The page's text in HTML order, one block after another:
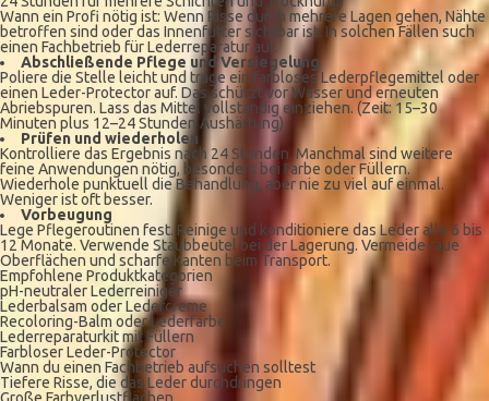
Wann ein Profi nötig ist: Wenn Risse durch mehrere Lagen gehen, Nähte
betroffen sind oder das Innenfutter sichtbar ist. In solchen Fällen such
einen Fachbetrieb für Lederreparatur auf.
Abschließende Pflege und Versiegelung
Poliere die Stelle leicht und trage ein farbloses Lederpflegemittel oder
einen Leder-Protector auf. Das schützt vor Wasser und erneuten
Abriebspuren. Lass das Mittel vollständig einziehen. (Zeit: 15–30
Minuten plus 12–24 Stunden Aushärtung)
Prüfen und wiederholen
Kontrolliere das Ergebnis nach 24 Stunden. Manchmal sind weitere
feine Anwendungen nötig, besonders bei Farbe oder Füllern.
Wiederhole punktuell die Behandlung, aber nie zu viel auf einmal.
Weniger ist oft besser.
Vorbeugung
Lege Pflegeroutinen fest. Reinige und konditioniere das Leder alle 6 bis
12 Monate. Verwende Staubbeutel bei der Lagerung. Vermeide raue
Oberflächen und scharfe Kanten beim Transport.
Empfohlene Produktkategorien
pH-neutraler Lederreiniger
Lederbalsam oder Ledercreme
Recoloring-Balm oder Lederfarbe
Lederreparaturkit mit Füllern
Farbloser Leder-Protector
Wann du einen Fachbetrieb aufsuchen solltest
Tiefere Risse, die das Leder durchdringen